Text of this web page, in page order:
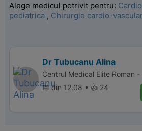
Alege medicul potrivit pentru:
pediatrica , Chirurgie cardio-
Dr Tubucanu Alina
Centrul Medical Elite Roman -
📅 din 12.08 • 👍 24